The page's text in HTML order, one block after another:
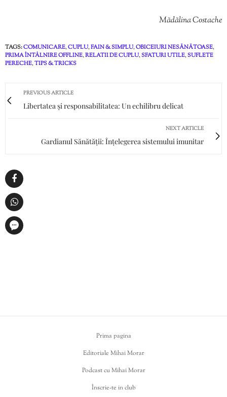
Mădălina Costache
TAGS:COMUNICARE,CUPLU,FAIN & SIMPLU,OBICEIURI NESĂNĂTOASE,
PRIMA ÎNTÂLNIRE OFFLINE,RELATII DE CUPLU,SFATURI UTILE,SUFLETE
PERECHE,TIPS & TRICKS
PREVIOUS ARTICLE
Libertatea și responsabilitatea: Un echilibru delicat
NEXT ARTICLE
Gardianul Sănătății: Înțelegerea sistemului imunitar
Prima pagina
Editoriale Mihai Morar
Podcast cu Mihai Morar
Înscrie-te in club